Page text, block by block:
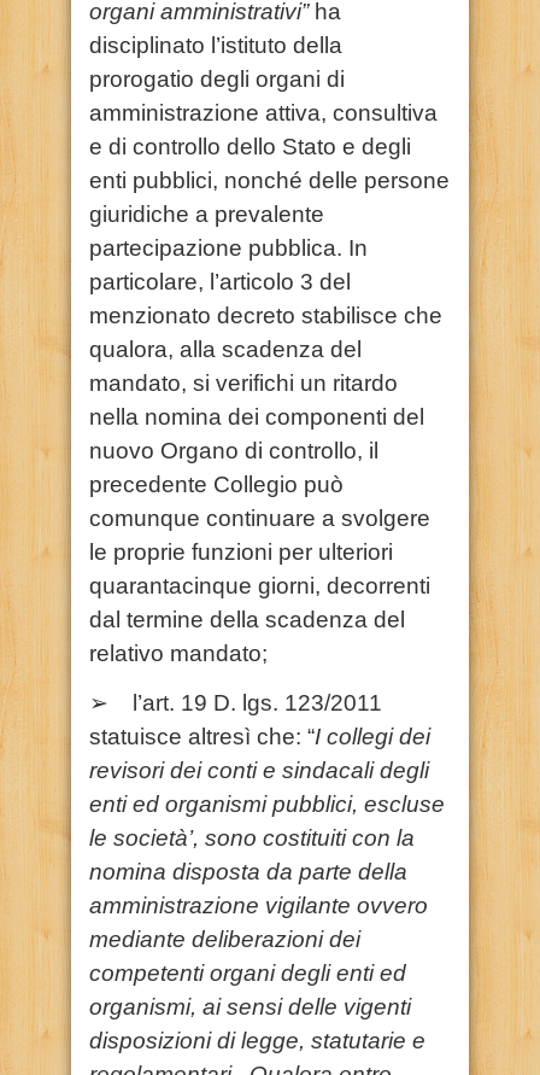
organi amministrativi”ha
disciplinato l’istituto della
prorogatio degli organi di
amministrazione attiva, consultiva
e di controllo dello Stato e degli
enti pubblici, nonché delle persone
giuridiche a prevalente
partecipazione pubblica. In
particolare, l’articolo 3 del
menzionato decreto stabilisce che
qualora, alla scadenza del
mandato, si verifichi un ritardo
nella nomina dei componenti del
nuovo Organo di controllo, il
precedente Collegio può
comunque continuare a svolgere
le proprie funzioni per ulteriori
quarantacinque giorni, decorrenti
dal termine della scadenza del
relativo mandato;
➢ l’art. 19 D. lgs. 123/2011
statuisce altresì che: “I collegi dei
revisori dei conti e sindacali degli
enti ed organismi pubblici, escluse
le società’, sono costituiti con la
nomina disposta da parte della
amministrazione vigilante ovvero
mediante deliberazioni dei
competenti organi degli enti ed
organismi, ai sensi delle vigenti
disposizioni di legge, statutarie e